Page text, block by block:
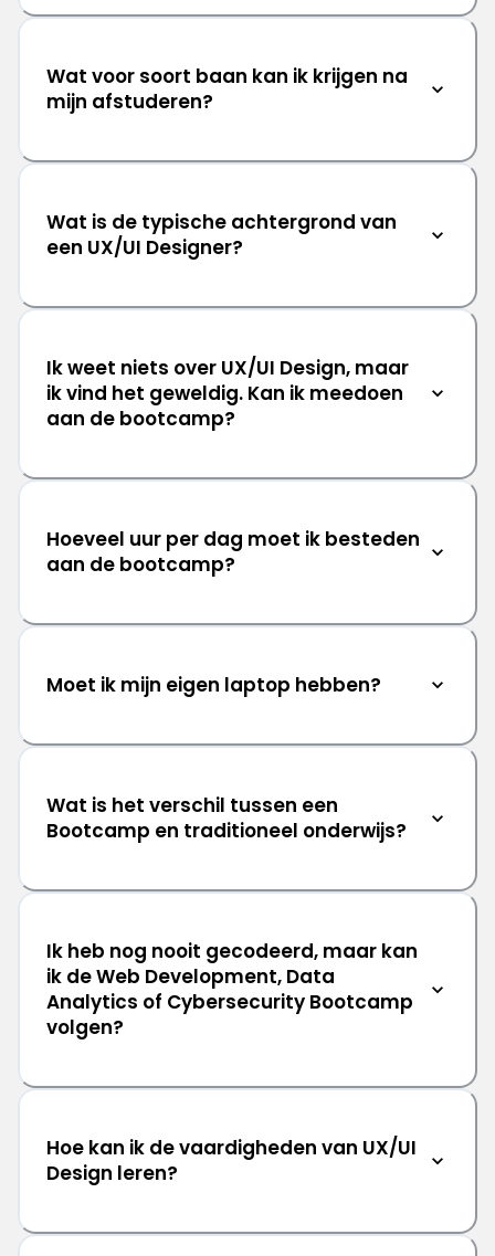
Wat voor soort baan kan ik krijgen na
mijn afstuderen?
Wat is de typische achtergrond van
een UX/UI Designer?
Ik weet niets over UX/UI Design, maar
ik vind het geweldig. Kan ik meedoen
aan de bootcamp?
Hoeveel uur per dag moet ik besteden
aan de bootcamp?
Moet ik mijn eigen laptop hebben?
Wat is het verschil tussen een
Bootcamp en traditioneel onderwijs?
Ik heb nog nooit gecodeerd, maar kan
ik de Web Development, Data
Analytics of Cybersecurity Bootcamp
volgen?
Hoe kan ik de vaardigheden van UX/UI
Design leren?